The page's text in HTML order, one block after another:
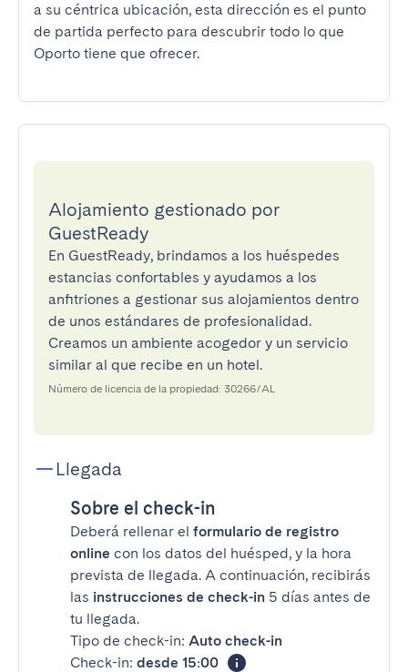
a su céntrica ubicación, esta dirección es el punto
de partida perfecto para descubrir todo lo que
Oporto tiene que ofrecer.
Alojamiento gestionado por
GuestReady
En GuestReady, brindamos a los huéspedes
estancias confortables y ayudamos a los
anfitriones a gestionar sus alojamientos dentro
de unos estándares de profesionalidad.
Creamos un ambiente acogedor y un servicio
similar al que recibe en un hotel.
Número de licencia de la propiedad: 30266/AL
Llegada
Sobre el check-in
Deberá rellenar el formulario de registro
online con los datos del huésped, y la hora
prevista de llegada. A continuación, recibirás
las instrucciones de check-in 5 días antes de
tu llegada.
Tipo de check-in: Auto check-in
Check-in: desde 15:00